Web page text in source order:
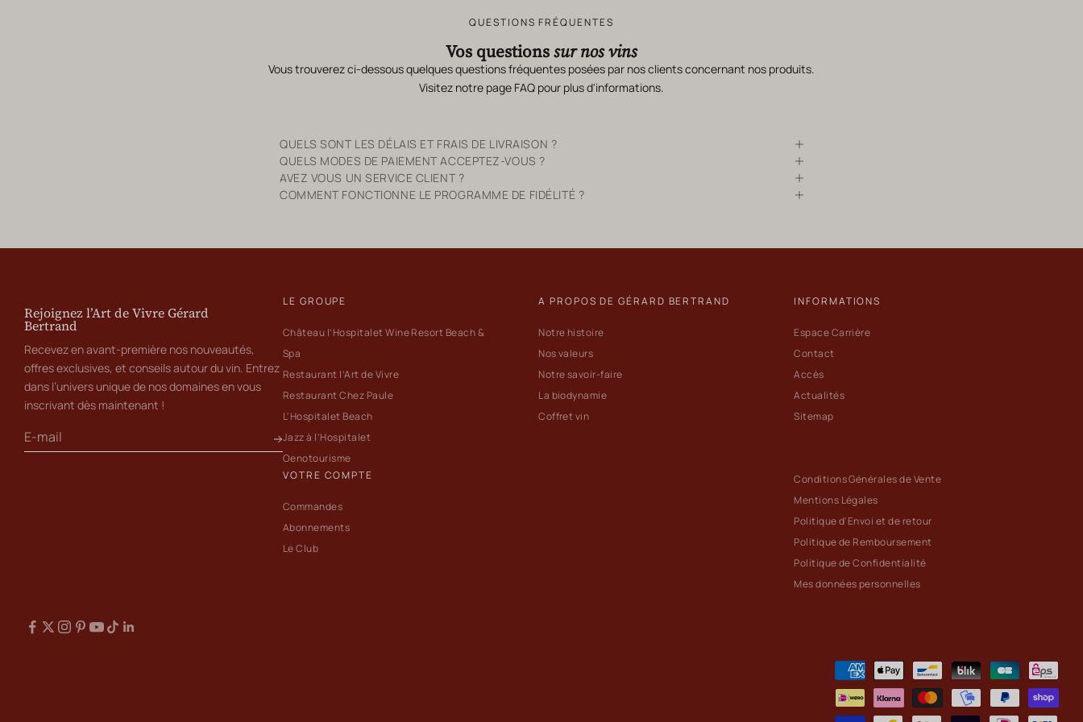
QUESTIONS FRÉQUENTES
Vos questionssur nos vins
Vous trouverez ci-dessous quelques questions fréquentes posées par nos clients concernant nos produits.
Visitez notre page FAQ pour plus d'informations.
QUELS SONT LES DÉLAIS ET FRAIS DE LIVRAISON ?
QUELS MODES DE PAIEMENT ACCEPTEZ-VOUS ?
AVEZ VOUS UN SERVICE CLIENT ?
COMMENT FONCTIONNE LE PROGRAMME DE FIDÉLITÉ ?
Rejoignez l’Art de Vivre Gérard
Bertrand
Recevez en avant-première nos nouveautés,
offres exclusives, et conseils autour du vin. Entrez
dans l’univers unique de nos domaines en vous
inscrivant dès maintenant !
LE GROUPE
Château l’Hospitalet Wine Resort Beach &
Spa
Restaurant l’Art de Vivre
Restaurant Chez Paule
L'Hospitalet Beach
Jazz à l’Hospitalet
Oenotourisme
A PROPOS DE GÉRARD BERTRAND
Notre histoire
Nos valeurs
Notre savoir-faire
La biodynamie
Coffret vin
INFORMATIONS
Espace Carrière
Contact
Accès
Actualités
Sitemap
VOTRE COMPTE
Commandes
Abonnements
Le Club
Conditions Générales de Vente
Mentions Légales
Politique d'Envoi et de retour
Politique de Remboursement
Politique de Confidentialité
Mes données personnelles